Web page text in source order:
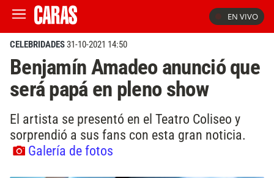
EN VIVO
CELEBRIDADES31-10-2021 14:50
Benjamín Amadeo anunció que
será papá en pleno show
El artista se presentó en el Teatro Coliseo y
sorprendió a sus fans con esta gran noticia.
Galería de fotos